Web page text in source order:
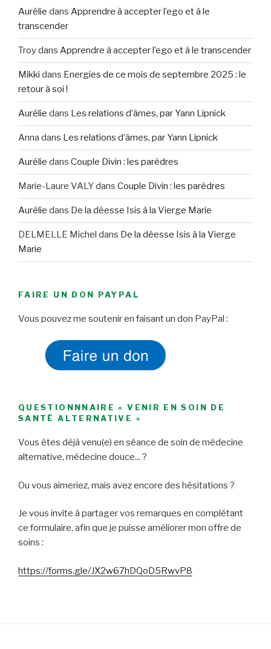
Aurélie dans Apprendre à accepter l’ego et à le
transcender
Troydans Apprendre à accepter l’ego et à le transcender
Mikki dans Energies de ce mois de septembre 2025 : le
retour à soi !
Aurélie dans Les relations d’âmes, par Yann Lipnick
Anna dans Les relations d’âmes, par Yann Lipnick
Aurélie dans Couple Divin : les parèdres
Marie-Laure VALYdans Couple Divin : les parèdres
Aurélie dans De la déesse Isis à la Vierge Marie
DELMELLE Michel dans De la déesse Isis à la Vierge
Marie
FAIRE UN DON PAYPAL
Vous pouvez me soutenir en faisant un don PayPal :
QUESTIONNNAIRE « VENIR EN SOIN DE
SANTÉ ALTERNATIVE »
Vous êtes déjà venu(e) en séance de soin de médecine
alternative, médecine douce... ?
Ou vous aimeriez, mais avez encore des hésitations ?
Je vous invite à partager vos remarques en complétant
ce formulaire, afin que je puisse améliorer mon offre de
soins :
https://forms.gle/JX2w67hDQoD5RwvP8